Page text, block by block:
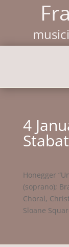
4
Honegger
(soprano);
Choral,
Sloane